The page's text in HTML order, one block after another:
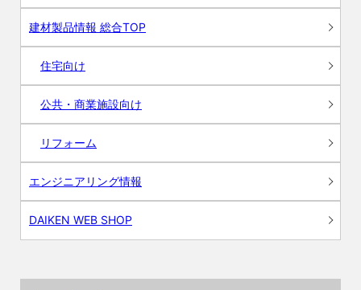
建材製品情報 総合TOP
住宅向け
公共・商業施設向け
リフォーム
エンジニアリング情報
DAIKEN WEB SHOP